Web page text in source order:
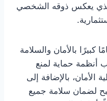
الذي يعكس ذوقه الشخصي
كبيرًا بالأمان والسلامة
أنظمة حماية لمنع
الأمان، بالإضافة إلى
لضمان سلامة جميع